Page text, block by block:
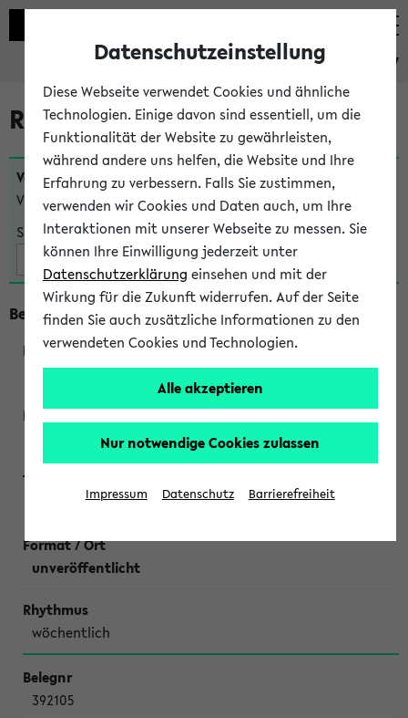
eKVV
Raumänderungen
Veranstaltungen , bei denen sich nach dem23.07.2026
Veranstaltungsorte geändert haben:
Suche:
Beginn um 10 Uhr
240202
Tutorin: Celina Famulla
Übungen zu Elementare Geometrie Di10
unveröffentlicht
wöchentlich
392105
Datenschutzeinstellung
Diese Webseite verwendet Cookies und ähnliche
Technologien. Einige davon sind essentiell, um die
Funktionalität der Website zu gewährleisten,
während andere uns helfen, die Website und Ihre
Erfahrung zu verbessern. Falls Sie zustimmen,
verwenden wir Cookies und Daten auch, um Ihre
Interaktionen mit unserer Webseite zu messen. Sie
können Ihre Einwilligung jederzeit unter
Datenschutzerklärung einsehen und mit der
Wirkung für die Zukunft widerrufen. Auf der Seite
finden Sie auch zusätzliche Informationen zu den
verwendeten Cookies und Technologien.
Alle akzeptieren
Nur notwendige Cookies zulassen
Impressum Datenschutz Barrierefreiheit